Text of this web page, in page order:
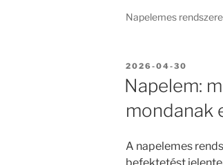
Napelemes
BEKÜLDVE:
2026-04-30
Napelem:
mondanak
A napelemes